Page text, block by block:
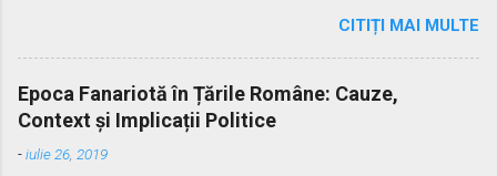
și practicată a fost căsătoria cu manus, prin care femeia
trecea sub autoritatea soțului, devenind parte a familiei
acestuia. Spre sfârșitul Republicii, tot mai multe femei au
început să evite această subordonare, trăind în uniuni
nelegitime. Pentru a limita fenomenul, romanii au recunoscut și
căsătoria fără manus, care permitea femeii să rămână sub
CITIȚI MAI MULTE
Epoca Fanariotă în Țările Române: Cauze,
Context și Implicații Politice
-iulie 26, 2019